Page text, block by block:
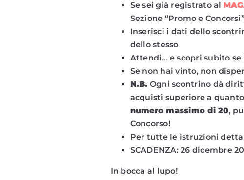
Se sei già registrato al
Sezione “Promo e
Inserisci i dati dello
dello stesso
Attendi… e scopri subito se
Se non hai vinto, non
N.B. Ogni scontrino dà
acquisti superiore a
numero massimo di 20,
Concorso!
Per tutte le istruzioni
SCADENZA: 26 dicembre
In bocca al lupo!